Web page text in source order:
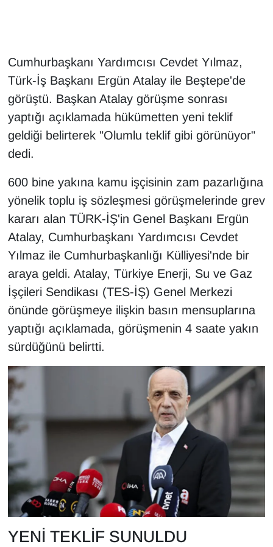
Cumhurbaşkanı Yardımcısı Cevdet Yılmaz,
Türk-İş Başkanı Ergün Atalay ile Beştepe'de
görüştü. Başkan Atalay görüşme sonrası
yaptığı açıklamada hükümetten yeni teklif
geldiği belirterek "Olumlu teklif gibi görünüyor"
dedi.
600 bine yakına kamu işçisinin zam pazarlığına
yönelik toplu iş sözleşmesi görüşmelerinde grev
kararı alan TÜRK-İŞ'in Genel Başkanı Ergün
Atalay, Cumhurbaşkanı Yardımcısı Cevdet
Yılmaz ile Cumhurbaşkanlığı Külliyesi'nde bir
araya geldi. Atalay, Türkiye Enerji, Su ve Gaz
İşçileri Sendikası (TES-İŞ) Genel Merkezi
önünde görüşmeye ilişkin basın mensuplarına
yaptığı açıklamada, görüşmenin 4 saate yakın
sürdüğünü belirtti.
YENİ TEKLİF SUNULDU
İngilizce
Kadın
Kamu Alımları
Kim Kimdir?
Kültür & Sanat
KURDÎ
MAGAZİN
MEDYA
ONE EKONOMİ
RÖPORTAJ
Seri İlan
Sinema - TV